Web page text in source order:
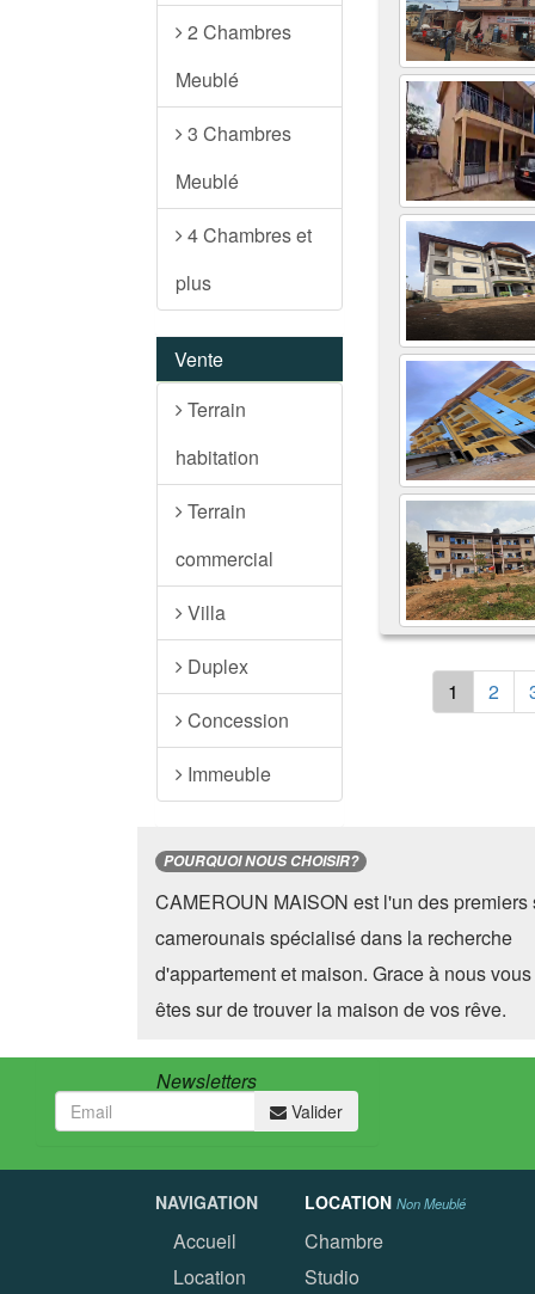
2 Chambres
Meublé
3 Chambres
Meublé
4 Chambres et
plus
Vente
Terrain
habitation
Terrain
commercial
Villa
Duplex
Concession
Immeuble
1 2
POURQUOI NOUS CHOISIR?
CAMEROUN MAISON est l'un des premiers
camerounais spécialisé dans la recherche
d'appartement et maison. Grace à nous vous
êtes sur de trouver la maison de vos rêve.
Newsletters
Valider
NAVIGATION
Accueil
Location
LOCATION Non Meublé
Chambre
Studio